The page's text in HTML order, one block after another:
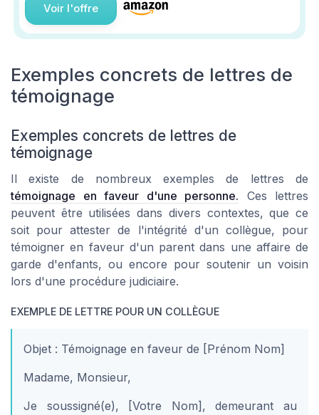
Voir l'offre
Exemples concrets de lettres de
témoignage
Exemples concrets de lettres de
témoignage
Il existe de nombreux exemples de lettres de
témoignage en faveur d'une personne. Ces lettres
peuvent être utilisées dans divers contextes, que ce
soit pour attester de l'intégrité d'un collègue, pour
témoigner en faveur d'un parent dans une affaire de
garde d'enfants, ou encore pour soutenir un voisin
lors d'une procédure judiciaire.
EXEMPLE DE LETTRE POUR UN COLLÈGUE
Objet : Témoignage en faveur de [Prénom Nom]
Madame, Monsieur,
Je soussigné(e), [Votre Nom], demeurant au